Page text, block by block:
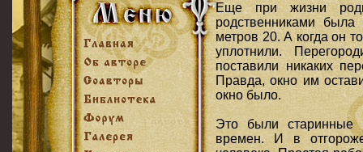
Еще при жизни
родственниками
метров 20. А когда он
уплотнили.
поставили никаких
Правда, окно им
окно было.
Это были старинные
времен. И в